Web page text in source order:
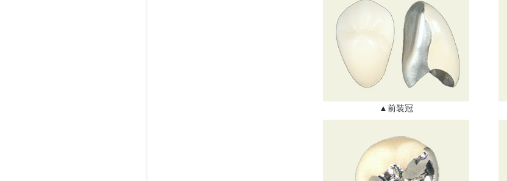
▲前装冠